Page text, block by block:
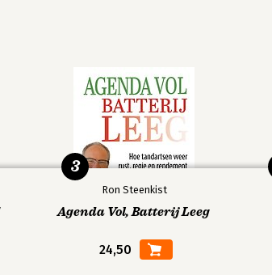
Ron Steenkist
Agenda Vol, Batterij Leeg
24,50
3